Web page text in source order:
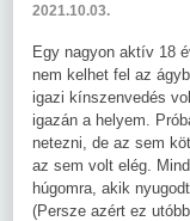
2021.10.03.
Egy nagyon aktív 18
nem kelhet fel az
igazi kínszenvedés
igazán a helyem.
netezni, de az sem
az sem volt elég.
húgomra, akik
(Persze azért ez